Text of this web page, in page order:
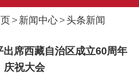
> 新闻中心 > 头条新闻
出席西藏自治区成立60周年
庆祝大会